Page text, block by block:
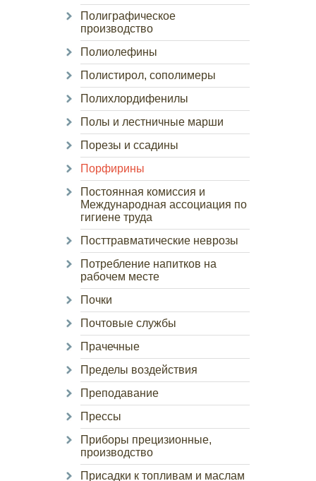
Полиграфическое
производство
Полиолефины
Полистирол, сополимеры
Полихлордифенилы
Полы и лестничные марши
Порезы и ссадины
Порфирины
Постоянная комиссия и
Международная ассоциация по
гигиене труда
Посттравматические неврозы
Потребление напитков на
рабочем месте
Почки
Почтовые службы
Прачечные
Пределы воздействия
Преподавание
Прессы
Приборы прецизионные,
производство
Присадки к топливам и маслам